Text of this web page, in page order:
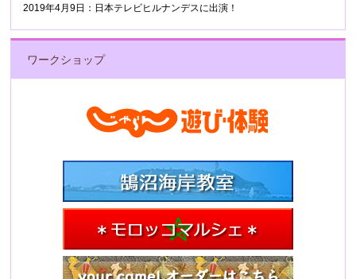
2019年4月9日：日本テレビヒルナンデスに出演！
ワークショップ